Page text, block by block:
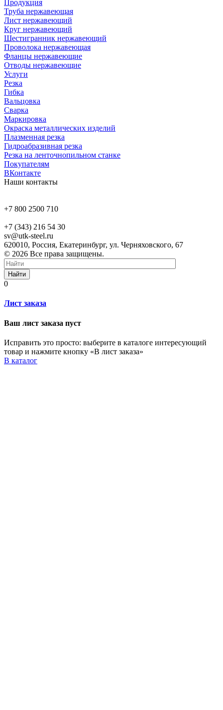
Продукция
Труба нержавеющая
Лист нержавеющий
Круг нержавеющий
Шестигранник нержавеющий
Проволока нержавеющая
Фланцы нержавеющие
Отводы нержавеющие
Услуги
Резка
Гибка
Вальцовка
Сварка
Маркировка
Окраска металлических изделий
Плазменная резка
Гидроабразивная резка
Резка на ленточнопильном станке
Покупателям
ВКонтакте
Наши контакты
+7 800 2500 710
+7 (343) 216 54 30
sv@utk-steel.ru
620010, Россия, Екатеринбург, ул. Черняховского, 67
© 2026 Все права защищены.
Найти
0
Лист заказа
Ваш лист заказа пуст
Исправить это просто: выберите в каталоге интересующий
товар и нажмите кнопку «В лист заказа»
В каталог